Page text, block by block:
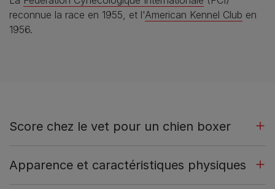
reconnue la race en 1955, et l'American Kennel Club en
1956.
Score chez le vet pour un chien boxer
Apparence et caractéristiques physiques